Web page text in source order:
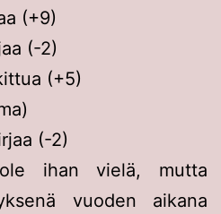
(+9)
(-2)
(+5)
(-2)
ihan vielä, mutta
vuoden aikana